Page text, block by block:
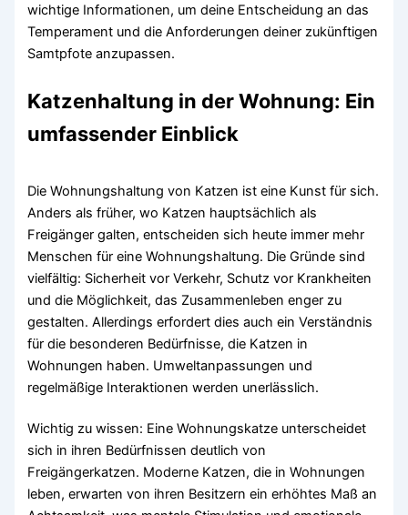
wichtige Informationen, um deine Entscheidung an das
Temperament und die Anforderungen deiner zukünftigen
Samtpfote anzupassen.
Katzenhaltung in der Wohnung: Ein
umfassender Einblick
Die Wohnungshaltung von Katzen ist eine Kunst für sich.
Anders als früher, wo Katzen hauptsächlich als
Freigänger galten, entscheiden sich heute immer mehr
Menschen für eine Wohnungshaltung. Die Gründe sind
vielfältig: Sicherheit vor Verkehr, Schutz vor Krankheiten
und die Möglichkeit, das Zusammenleben enger zu
gestalten. Allerdings erfordert dies auch ein Verständnis
für die besonderen Bedürfnisse, die Katzen in
Wohnungen haben. Umweltanpassungen und
regelmäßige Interaktionen werden unerlässlich.
Wichtig zu wissen: Eine Wohnungskatze unterscheidet
sich in ihren Bedürfnissen deutlich von
Freigängerkatzen. Moderne Katzen, die in Wohnungen
leben, erwarten von ihren Besitzern ein erhöhtes Maß an